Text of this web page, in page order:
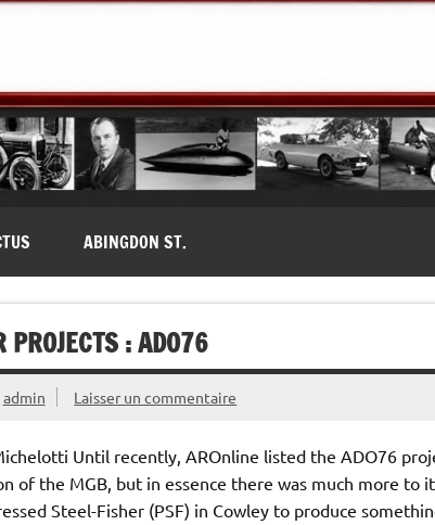
ABINGDON ST.
PROJECTS : ADO76
admin Laisser un commentaire
Until recently, AROnline listed the ADO76
of the MGB, but in essence there was much more
Steel-Fisher (PSF) in Cowley to produce